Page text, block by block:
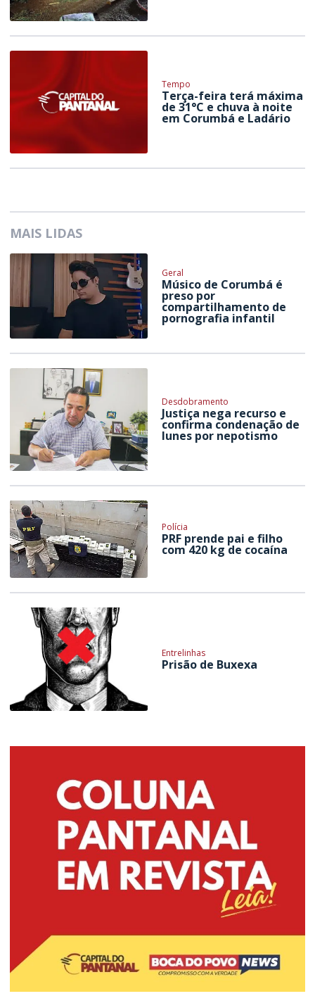
Tempo
Terça-feira terá máxima
de 31°C e chuva à noite
em Corumbá e Ladário
MAIS LIDAS
Geral
Músico de Corumbá é
preso por
compartilhamento de
pornografia infantil
Desdobramento
Justiça nega recurso e
confirma condenação de
Iunes por nepotismo
Polícia
PRF prende pai e filho
com 420 kg de cocaína
Entrelinhas
Prisão de Buxexa